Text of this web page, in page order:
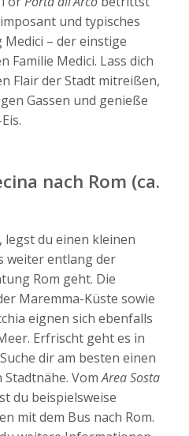
und typisches
– der einstige
Familie Medici. Lass dich
Flair der Stadt mitreißen,
Gassen und genieße
nach Rom (ca.
legst du einen kleinen
weiter entlang der
Rom geht. Die
Maremma-Küste sowie
eignen sich ebenfalls
Erfrischt geht es in
dir am besten einen
Stadtnähe. VomArea Sosta
du beispielsweise
mit dem Bus nach Rom.